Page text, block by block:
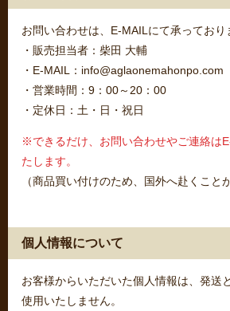
お問い合わせは、E-MAILにて承っており
・販売担当者：柴田 大輔
・E-MAIL：info@aglaonemahonpo.com
・営業時間：9：00～20：00
・定休日：土・日・祝日
※できるだけ、お問い合わせやご連絡は
たします。
（商品買い付けのため、国外へ赴くこと
個人情報について
お客様からいただいた個人情報は、発送
使用いたしません。